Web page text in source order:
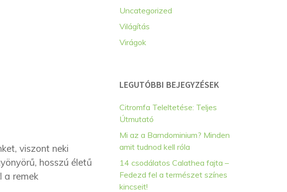
viszont neki
hosszú életű
a remek
Uncategorized
Világítás
Virágok
LEGUTÓBBI BEJEGYZÉSEK
Citromfa Teleltetése: Teljes
Útmutató
Mi az a Barndominium? Minden
amit tudnod kell róla
14 csodálatos Calathea fajta –
Fedezd fel a természet színes
kincseit!